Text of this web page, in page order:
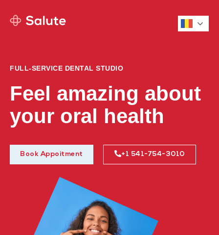
FULL-SERVICE DENTAL STUDIO
Feel amazing about
your oral health
Book Appoitment +1 541-754-3010​